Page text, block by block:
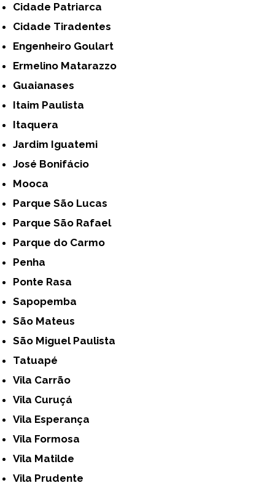
Cidade Patriarca
Cidade Tiradentes
Engenheiro Goulart
Ermelino Matarazzo
Guaianases
Itaim Paulista
Itaquera
Jardim Iguatemi
José Bonifácio
Mooca
Parque São Lucas
Parque São Rafael
Parque do Carmo
Penha
Ponte Rasa
Sapopemba
São Mateus
São Miguel Paulista
Tatuapé
Vila Carrão
Vila Curuçá
Vila Esperança
Vila Formosa
Vila Matilde
Vila Prudente